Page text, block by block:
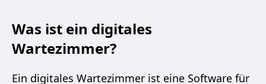
Was ist ein digitales
Wartezimmer?
Ein digitales Wartezimmer ist eine Software für